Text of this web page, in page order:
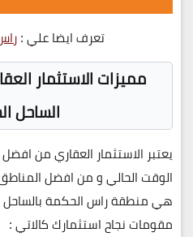
تعرف ايضا علي :
مميزات الاستثمار
الساحل
يعتبر الاستثمار العقاري من
الوقت الحالي و من افضل
هي منطقة راس الحكمة
مقومات نجاح استثمارك كالاتي :